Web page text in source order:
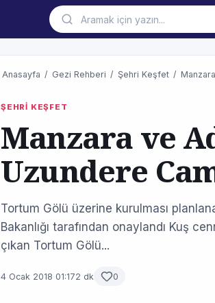
Anasayfa / Gezi Rehberi / Şehri Keşfet /
ŞEHRİ KEŞFET
Manzara ve
Uzundere
Tortum Gölü üzerine kurulması
Bakanlığı tarafından onaylandı Kuş
çıkan Tortum Gölü...
4 Ocak 2018 01:172 dk 0